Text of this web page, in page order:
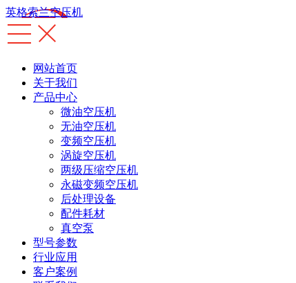
英格索兰空压机
网站首页
关于我们
产品中心
微油空压机
无油空压机
变频空压机
涡旋空压机
两级压缩空压机
永磁变频空压机
后处理设备
配件耗材
真空泵
型号参数
行业应用
客户案例